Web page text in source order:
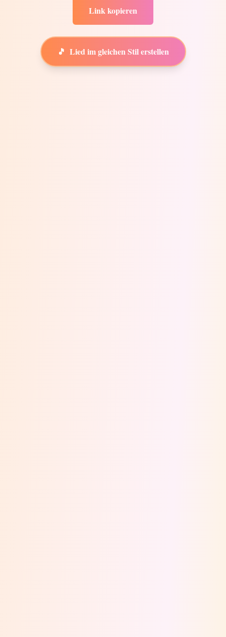
Link kopieren
🎵 Lied im gleichen Stil erstellen